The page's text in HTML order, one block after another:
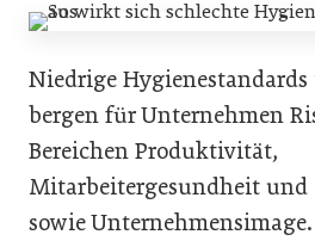
Niedrige
bergen für Unternehmen
Bereichen Produktivität,
Mitarbeitergesundheit
sowie